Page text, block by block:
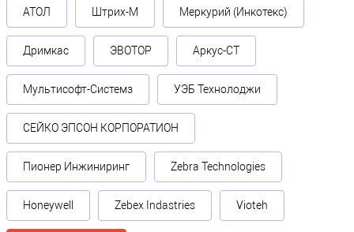
АТОЛ Штрих-М Меркурий (Инкотекс)
Дримкас ЭВОТОР Аркус-СТ
Мультисофт-Системз УЭБ Технолоджи
СЕЙКО ЭПСОН КОРПОРАТИОН
Пионер Инжиниринг Zebra Technologies
Honeywell Zebex Indastries Vioteh